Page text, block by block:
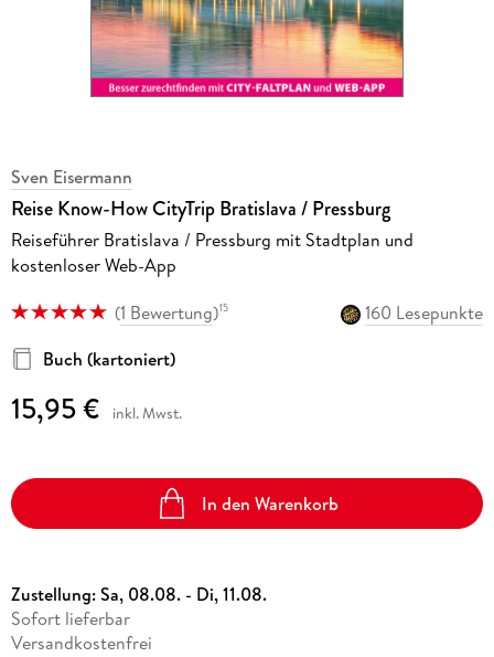
Sven Eisermann
Reise Know-How CityTrip Bratislava / Pressburg
Reiseführer Bratislava / Pressburg mit Stadtplan und
kostenloser Web-App
(1 Bewertung)15
160 Lesepunkte
Buch (kartoniert)
15,95 € inkl. Mwst.
In den Warenkorb
Zustellung:Sa, 08.08. - Di, 11.08.
Sofort lieferbar
Versandkostenfrei